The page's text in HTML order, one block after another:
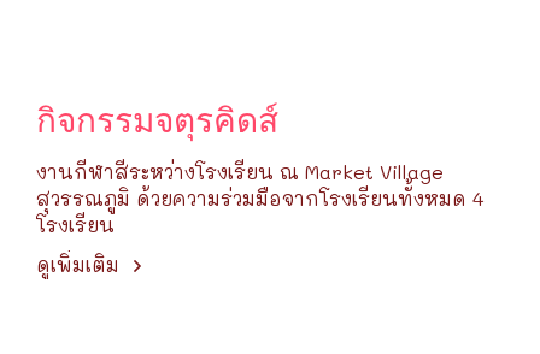
กิจกรรมจตุรคิดส์
งานกีฬาสีระหว่างโรงเรียน ณ Market Village
สุวรรณภูมิ ด้วยความร่วมมือจากโรงเรียนทั้งหมด 4
โรงเรียน
ดูเพิ่มเติม